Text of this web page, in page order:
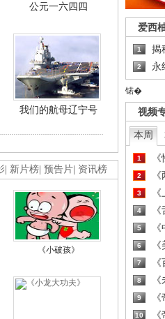
公元一六四四
我们的航母辽宁号
新片榜 预告片 资讯榜
《小破孩》
爱西
1 揭
2 永
锘�
视频
本周
1
2
3
4
5
6
7
8
9
10